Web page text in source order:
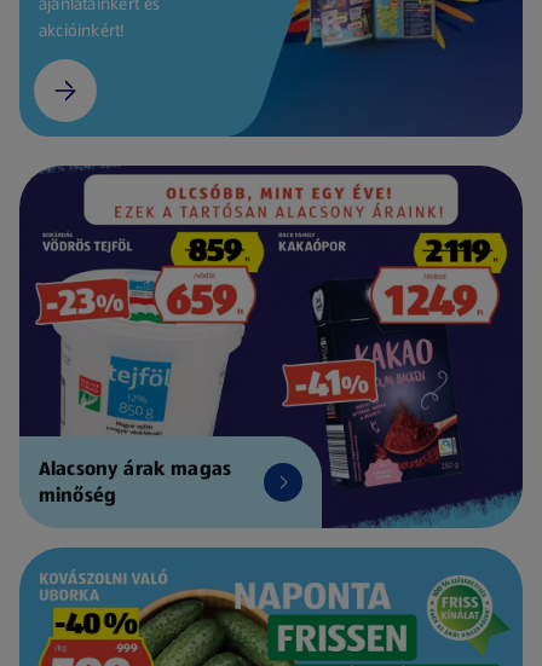
akcióinkért!
Alacsony árak magas
minőség